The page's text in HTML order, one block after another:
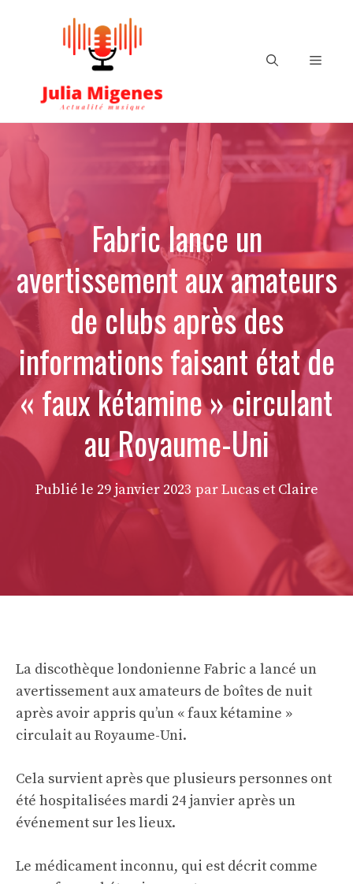
Menu
Fabric lance un
avertissement aux amateurs
de clubs après des
informations faisant état de
« faux kétamine » circulant
au Royaume-Uni
Publié le 29 janvier 2023 par Lucas et Claire
La discothèque londonienne Fabric a lancé un
avertissement aux amateurs de boîtes de nuit
après avoir appris qu’un « faux kétamine »
circulait au Royaume-Uni.
Cela survient après que plusieurs personnes ont
été hospitalisées mardi 24 janvier après un
événement sur les lieux.
Le médicament inconnu, qui est décrit comme